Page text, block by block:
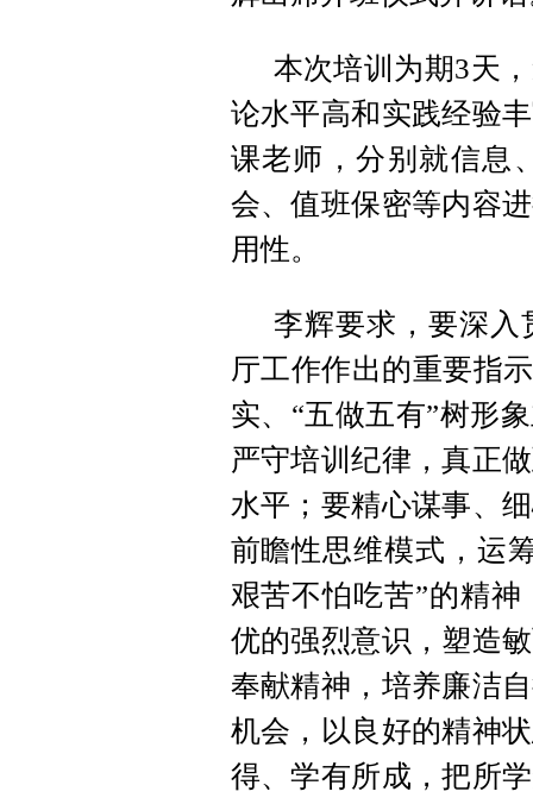
本次培训为期3天
论水平高和实践经验
课老师，分别就信息
会、值班保密等内容
用性。
李辉要求，要深
厅工作作出的重要指
实、“五做五有”树形
严守培训纪律，真正
水平；要精心谋事、
前瞻性思维模式，运
艰苦不怕吃苦”的精
优的强烈意识，塑造
奉献精神，培养廉洁
机会，以良好的精神
得、学有所成，把所